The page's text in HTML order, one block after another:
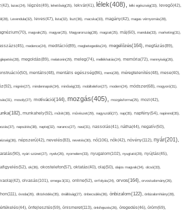
lazac(24), légzés(49), lehetőség(25), lekvár(41), lélek(408), lelki egészség(33), levegő(42),
Levendula(32), leves(47), lista(32), liszt(36), macska(33), magány(42), magas vérnyomás(28),
magvak(25), magyar(25), Magyarország(28), magzat(25), máj(60), mandula(33), marketing(31),
medence(24), meditáció(89), megbetegedés(24), megelőzés(164), megfázás(89),
megoldás(89), melatonin(29), meleg(74), mellékhatás(24), memória(72), mennyiség(26),
mentális(48), mentális egészség(86), menü(28), méregtelenítés(48), mese(40),
migrén(27), mindennapok(34), minőség(33), mobiltelefon(27), modern(24), módszer(68), mogyoró(31),
mosoly(27), motiváció(144), mozgás(405), mozgásforma(25), mozi(42),
munkahely(92), műtét(38), művészet(29), nagyszülő(27), nap(35), napfény(54), napirend(35),
napsütés(38), naptej(32), narancs(27), nasi(31), nassolás(41), nátha(44), negatív(50),
népszerű(42), nevelés(83), nevetés(30), nő(106), nők(42), növény(112), nyár(201),
nyári szünet(27), nyelv(26), nyomelem(33), nyugalom(102), nyugtató(29), nyújtás(45),
ok(36), okostelefon(57), oktatás(40), olaj(50), olajos magvak(34), olcsó(33),
olvasás(101), omega-3(31), online(52), orrfolyás(24), orvos(164), orvostudomány(26),
óvoda(26), öltözködés(35), önállóság(27), önbecsülés(36), önbizalom(122), önbizalomhiány(28),
önfejlesztés(59), önismeret(113), önkifejezés(26), öregedés(46), öröm(69),